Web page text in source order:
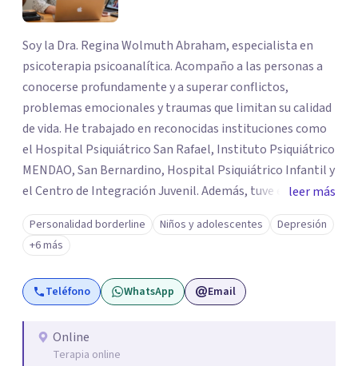
Soy la Dra. Regina Wolmuth Abraham, especialista en
psicoterapia psicoanalítica. Acompaño a las personas a
conocerse profundamente y a superar conflictos,
problemas emocionales y traumas que limitan su calidad
de vida. He trabajado en reconocidas instituciones como
el Hospital Psiquiátrico San Rafael, Instituto Psiquiátrico
MENDAO, San Bernardino, Hospital Psiquiátrico Infantil y
el Centro de Integración Juvenil. Además, tuve el
privilegio de colaborar en comunidades como Olivar del
Conde y Xochimilco, lo que me permitió conocer diversas
realidades y necesidades.
leer más
Personalidad borderline Niños y adolescentes
Depresión
+6 más
Teléfono WhatsApp Email
Online
Terapia online